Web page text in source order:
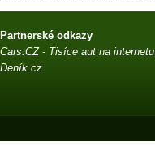
Partnerské odkazy
Cars.CZ - Tisíce aut na internetu
Deník.cz